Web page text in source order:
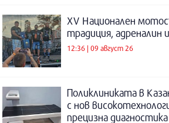
XV Национален
традиция, адреналин
12:36 | 09 август 26
Поликлиниката в
с нов
прецизна